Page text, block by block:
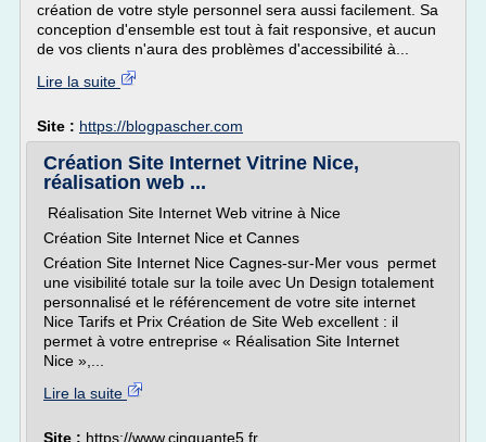
création de votre style personnel sera aussi facilement. Sa
conception d'ensemble est tout à fait responsive, et aucun
de vos clients n'aura des problèmes d'accessibilité à...
Lire la suite
Site : https://blogpascher.com
Création Site Internet Vitrine Nice,
réalisation web ...
Réalisation Site Internet Web vitrine à Nice
Création Site Internet Nice et Cannes
Création Site Internet Nice Cagnes-sur-Mer vous permet
une visibilité totale sur la toile avec Un Design totalement
personnalisé et le référencement de votre site internet
Nice Tarifs et Prix Création de Site Web excellent : il
permet à votre entreprise « Réalisation Site Internet
Nice »,...
Lire la suite
Site : https://www.cinquante5.fr